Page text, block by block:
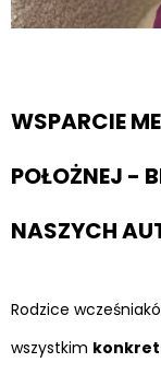
WSPARCIE
POŁOŻNEJ -
NASZYCH
Rodzice
wszystkim